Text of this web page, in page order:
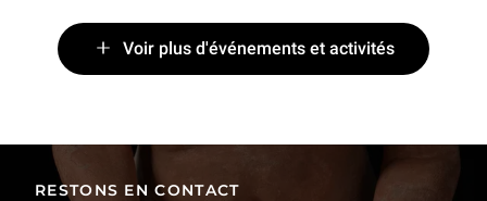
Voir plus d'événements et activités
RESTONS EN CONTACT